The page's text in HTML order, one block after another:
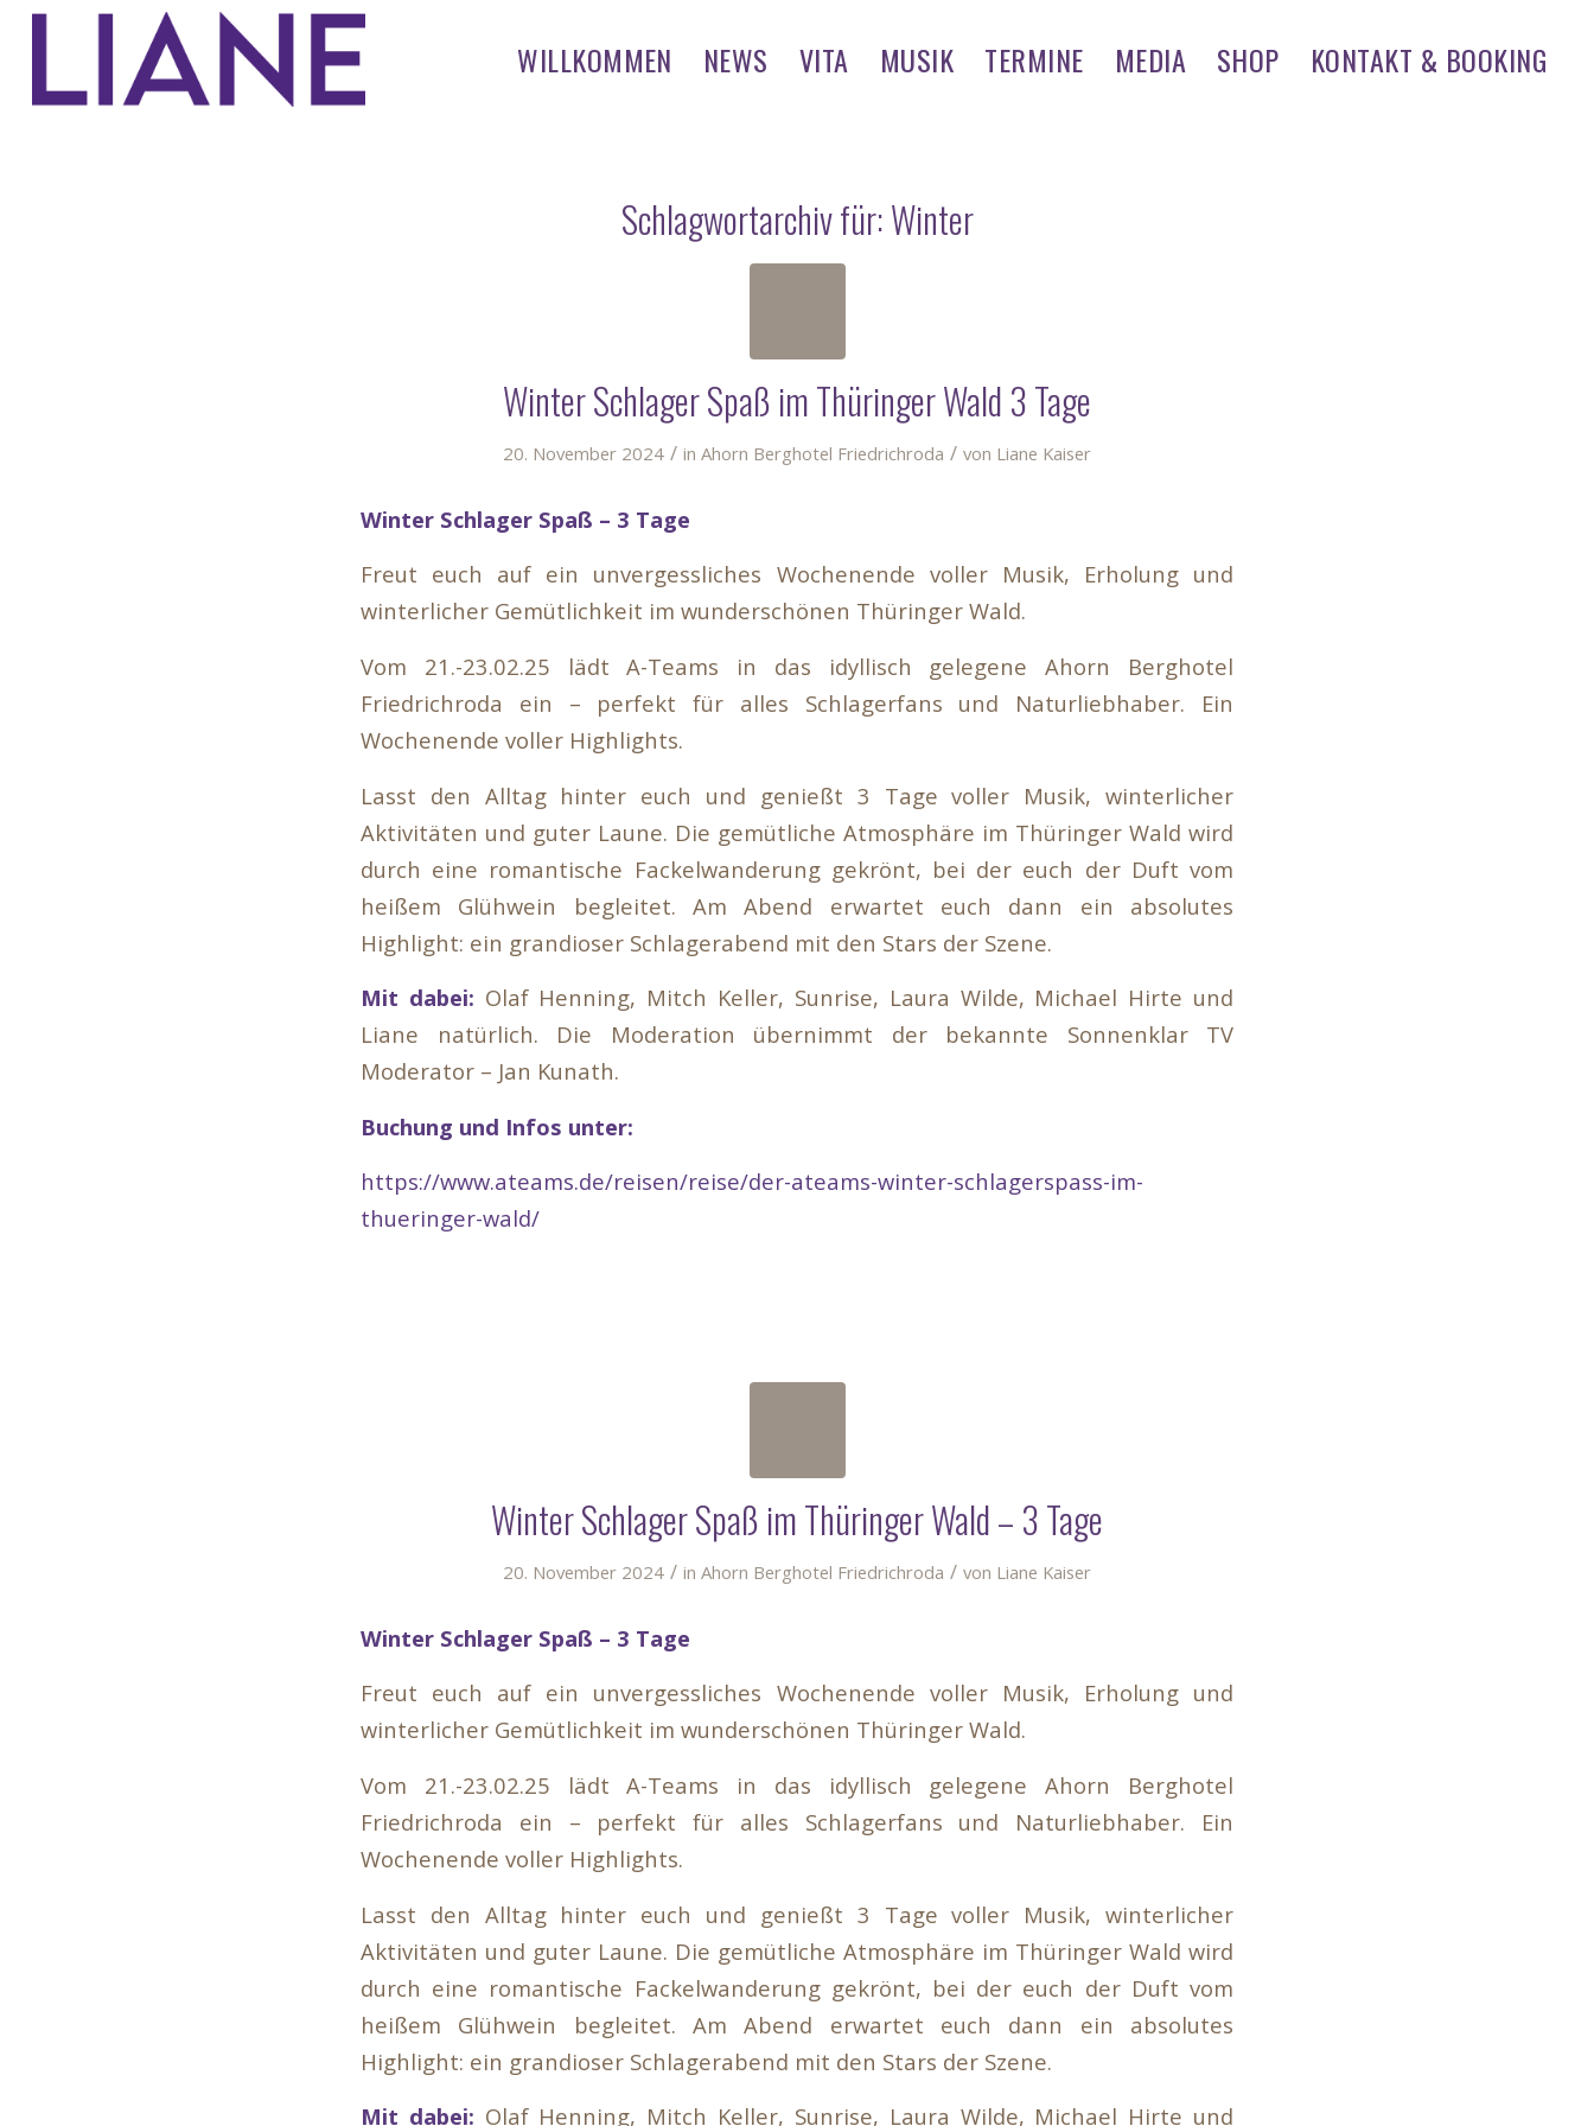
WILLKOMMEN NEWS VITA MUSIK TERMINE MEDIA SHOP KONTAKT & BOOKING
Schlagwortarchiv für:Winter
Winter Schlager Spaß im Thüringer Wald 3 Tage
20. November 2024 / in Ahorn Berghotel Friedrichroda / von Liane Kaiser
Winter Schlager Spaß – 3 Tage
Freut euch auf ein unvergessliches Wochenende voller Musik, Erholung und
winterlicher Gemütlichkeit im wunderschönen Thüringer Wald.
Vom 21.-23.02.25 lädt A-Teams in das idyllisch gelegene Ahorn Berghotel
Friedrichroda ein – perfekt für alles Schlagerfans und Naturliebhaber. Ein
Wochenende voller Highlights.
Lasst den Alltag hinter euch und genießt 3 Tage voller Musik, winterlicher
Aktivitäten und guter Laune. Die gemütliche Atmosphäre im Thüringer Wald wird
durch eine romantische Fackelwanderung gekrönt, bei der euch der Duft vom
heißem Glühwein begleitet. Am Abend erwartet euch dann ein absolutes
Highlight: ein grandioser Schlagerabend mit den Stars der Szene.
Mit dabei: Olaf Henning, Mitch Keller, Sunrise, Laura Wilde, Michael Hirte und
Liane natürlich. Die Moderation übernimmt der bekannte Sonnenklar TV
Moderator – Jan Kunath.
Buchung und Infos unter:
https://www.ateams.de/reisen/reise/der-ateams-winter-schlagerspass-im-
thueringer-wald/
Winter Schlager Spaß im Thüringer Wald – 3 Tage
20. November 2024 / in Ahorn Berghotel Friedrichroda / von Liane Kaiser
Winter Schlager Spaß – 3 Tage
Freut euch auf ein unvergessliches Wochenende voller Musik, Erholung und
winterlicher Gemütlichkeit im wunderschönen Thüringer Wald.
Vom 21.-23.02.25 lädt A-Teams in das idyllisch gelegene Ahorn Berghotel
Friedrichroda ein – perfekt für alles Schlagerfans und Naturliebhaber. Ein
Wochenende voller Highlights.
Lasst den Alltag hinter euch und genießt 3 Tage voller Musik, winterlicher
Aktivitäten und guter Laune. Die gemütliche Atmosphäre im Thüringer Wald wird
durch eine romantische Fackelwanderung gekrönt, bei der euch der Duft vom
heißem Glühwein begleitet. Am Abend erwartet euch dann ein absolutes
Highlight: ein grandioser Schlagerabend mit den Stars der Szene.
Mit dabei: Olaf Henning, Mitch Keller, Sunrise, Laura Wilde, Michael Hirte und